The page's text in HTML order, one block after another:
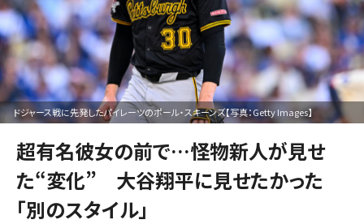
ドジャース戦に先発したパイレーツのポール・スキーンズ【写真：Getty Images】
超有名彼女の前で…怪物新人が見せ
た“変化” 大谷翔平に見せたかった
「別のスタイル」